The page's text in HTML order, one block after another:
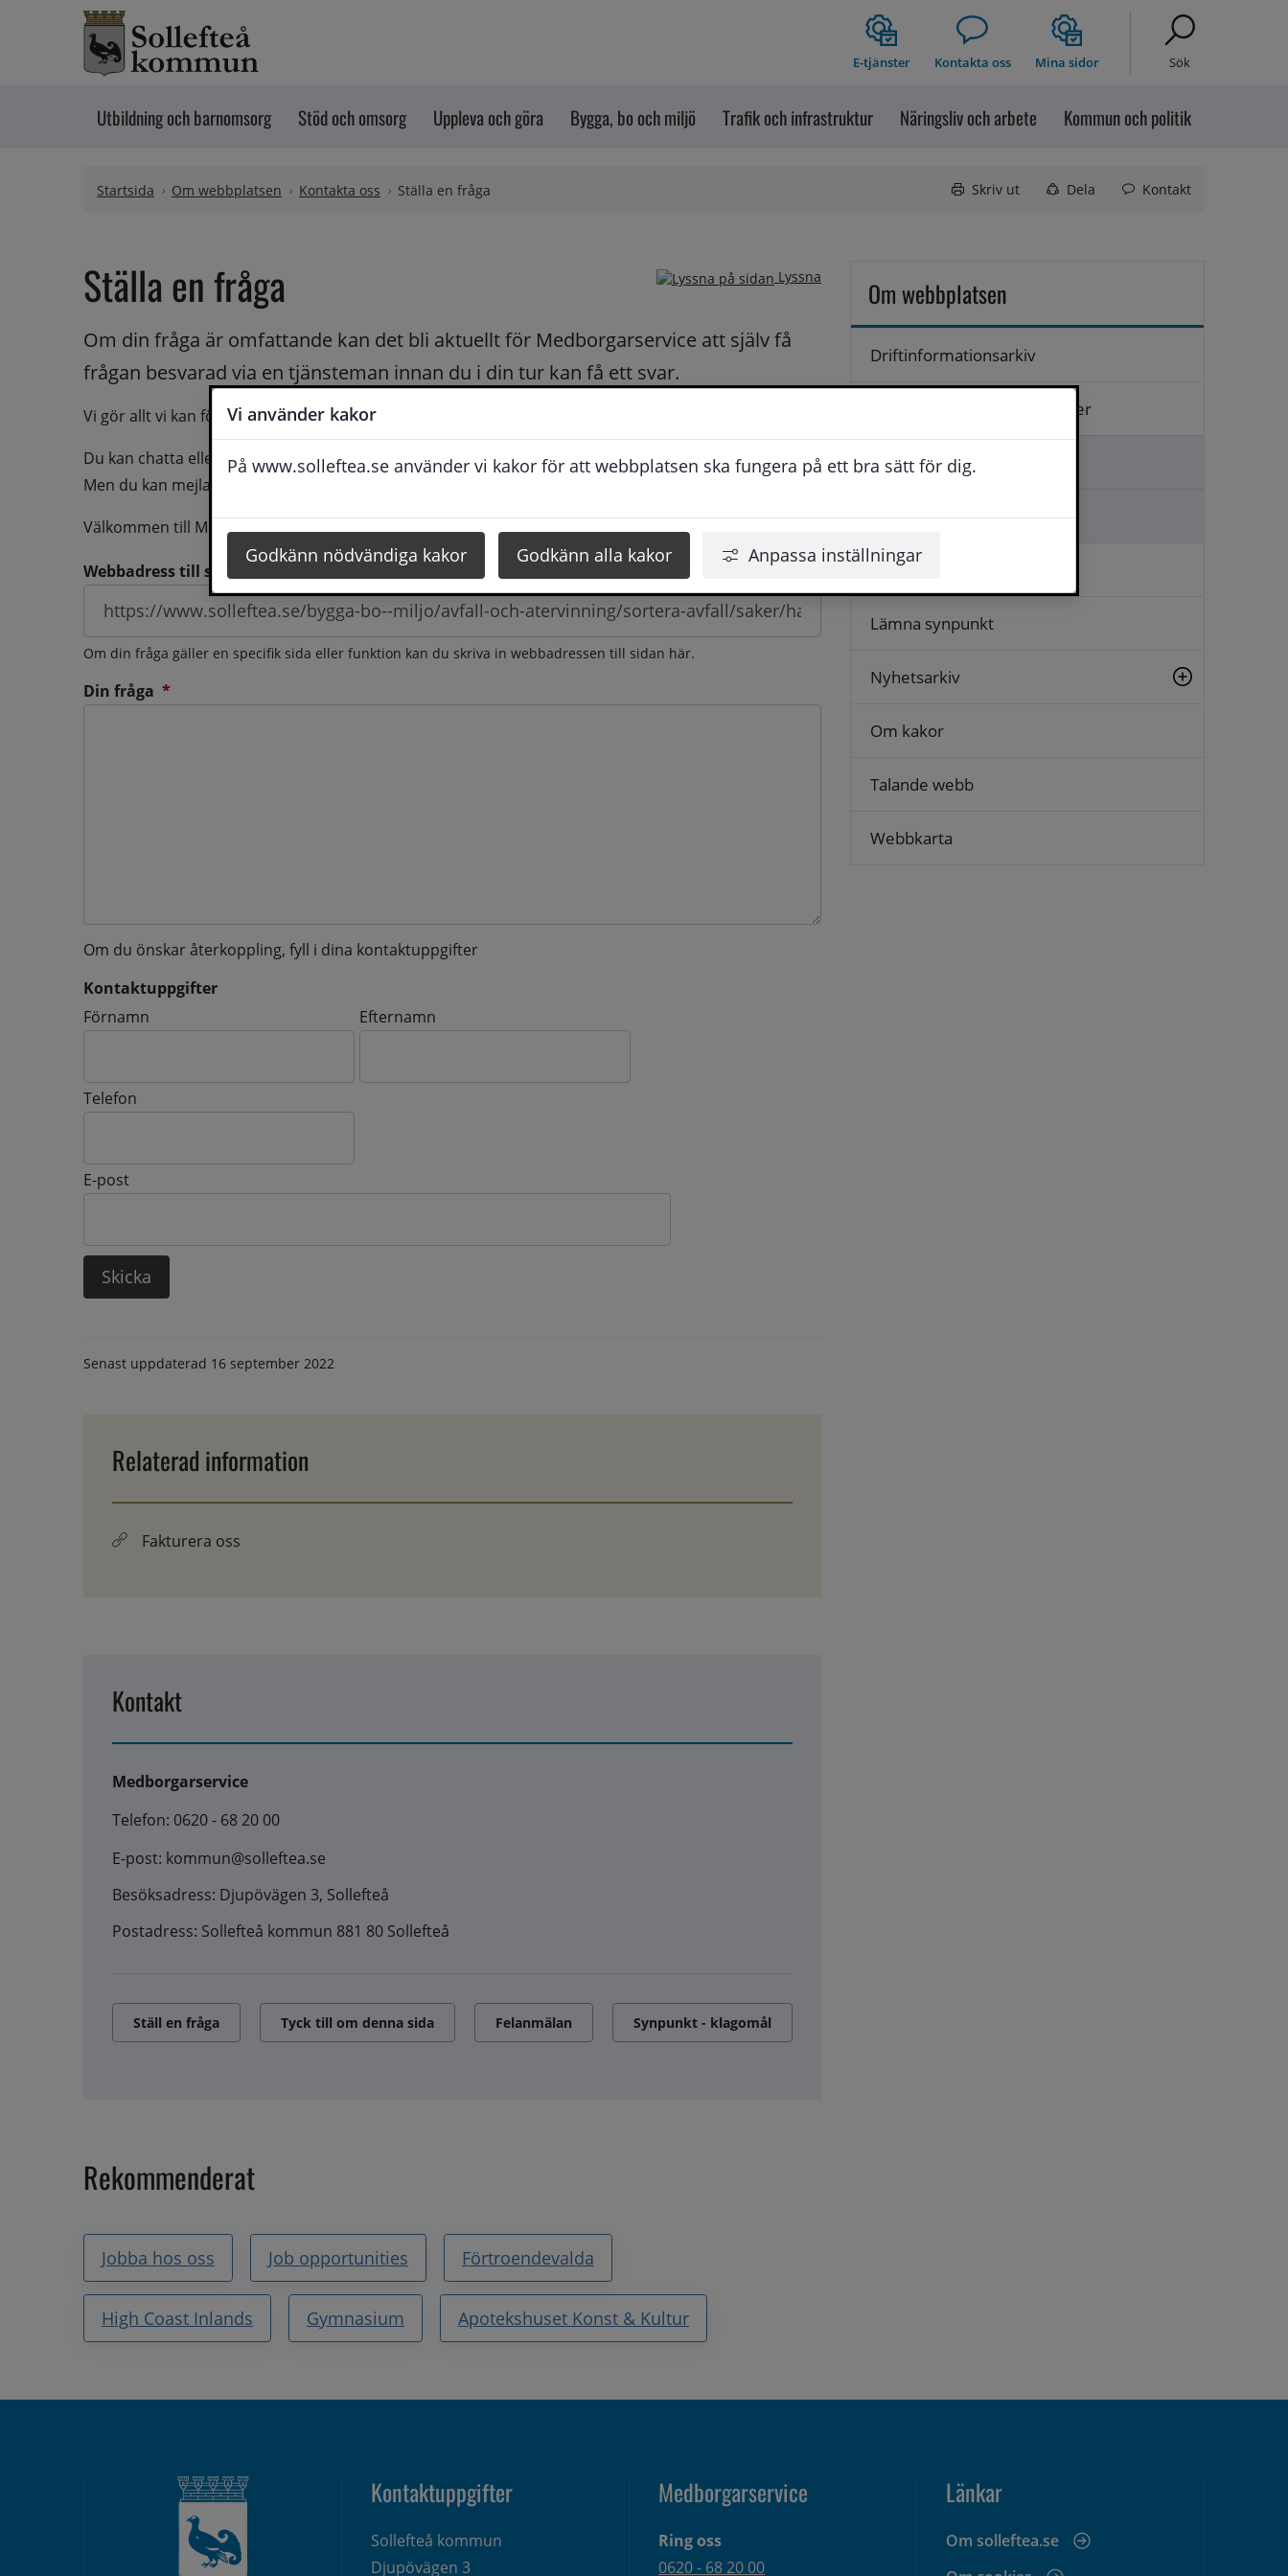
Vi använder kakor
På www.solleftea.se använder vi kakor för att webbplatsen ska fungera på ett bra sätt för dig.
Godkänn nödvändiga kakor Godkänn alla kakor Anpassa inställningar
Hoppa till innehåll
E-tjänster Kontakta oss Mina sidor Sök
Utbildning och barnomsorg Stöd och omsorg Uppleva och göra Bygga, bo och miljö Trafik och infrastruktur Näringsliv och arbete Kommun och politik
Startsida Om webbplatsen Kontakta oss Ställa en fråga Skriv ut Dela Kontakt
Lyssna
Ställa en fråga
Om din fråga är omfattande kan det bli aktuellt för Medborgarservice att själv få
frågan besvarad via en tjänsteman innan du i din tur kan få ett svar.
Vi gör allt vi kan för att du ska få hjälp och svar på dina frågor fortast möjligt.
Du kan chatta eller ringa oss med din fråga så besvarar vi dig så snabbt som möjligt under arbetstid.
Men du kan mejla oss din fråga dygnt runt och du få svaret inom 2 - 4 arbetsdagar.
Välkommen till Medborgarservice!
Webbadress till sidan som frågan berör
Om din fråga gäller en specifik sida eller funktion kan du skriva in webbadressen till sidan här.
Din fråga *
Om du önskar återkoppling, fyll i dina kontaktuppgifter
Kontaktuppgifter
Kontaktuppgifter
Förnamn Efternamn
Telefon
E-post
Senast uppdaterad 16 september 2022
Relaterad information
Fakturera oss
Kontakt
Medborgarservice
Telefon: 0620 - 68 20 00
E-post: kommun@solleftea.se
Besöksadress: Djupövägen 3, Sollefteå
Postadress: Sollefteå kommun 881 80 Sollefteå
Ställ en fråga Tyck till om denna sida Felanmälan Synpunkt - klagomål
Rekommenderat
Jobba hos oss Job opportunities Förtroendevalda
High Coast Inlands Gymnasium Apotekshuset Konst & Kultur
Om webbplatsen
Driftinformationsarkiv
Hantering av personuppgifter
Kontakta oss
Ställa en fråga
Logga in
Lämna synpunkt
Nyhetsarkiv
Om kakor
Talande webb
Webbkarta
Kontaktuppgifter
Sollefteå kommun
Djupövägen 3
Medborgarservice
Ring oss
0620 - 68 20 00
Länkar
Om solleftea.se